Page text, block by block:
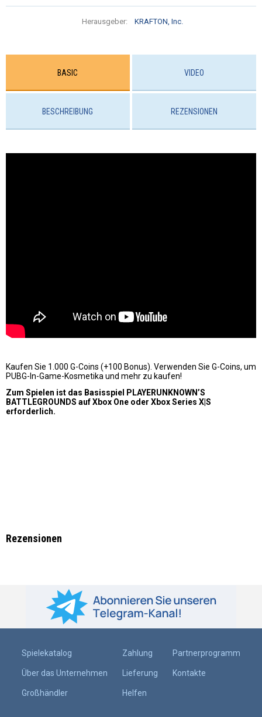
Herausgeber: KRAFTON, Inc.
BASIC VIDEO
BESCHREIBUNG REZENSIONEN
Kaufen Sie 1.000 G-Coins (+100 Bonus). Verwenden Sie G-Coins, um
PUBG-In-Game-Kosmetika und mehr zu kaufen!
Zum Spielen ist das Basisspiel PLAYERUNKNOWN’S
BATTLEGROUNDS auf Xbox One oder Xbox Series X|S
erforderlich.
Rezensionen
Spielekatalog
Über das Unternehmen
Großhändler
Zahlung
Lieferung
Helfen
Partnerprogramm
Kontakte